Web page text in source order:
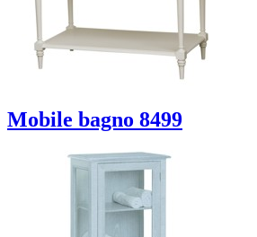
Mobile bagno 8499